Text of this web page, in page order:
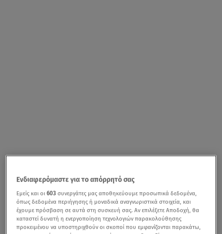
Ενδιαφερόμαστε για το απόρρητό σας
Εμείς και οι603 συνεργάτες μας αποθηκεύουμε προσωπικά δεδομένα,
όπως δεδομένα περιήγησης ή μοναδικά αναγνωριστικά στοιχεία, και
έχουμε πρόσβαση σε αυτά στη συσκευή σας. Αν επιλέξετε Αποδοχή, θα
καταστεί δυνατή η ενεργοποίηση τεχνολογιών παρακολούθησης
προκειμένου να υποστηριχθούν οι σκοποί που εμφανίζονται παρακάτω,